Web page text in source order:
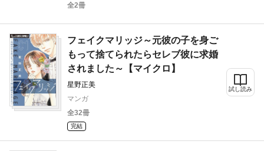
全2冊
フェイクマリッジ～元彼の子を身ご
もって捨てられたらセレブ彼に求婚
されました～【マイクロ】
星野正美
マンガ
全32冊
完結
試し読み